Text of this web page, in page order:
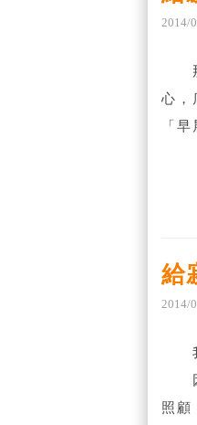
2014/
那
心
「
給
2014/
我
因
照顧